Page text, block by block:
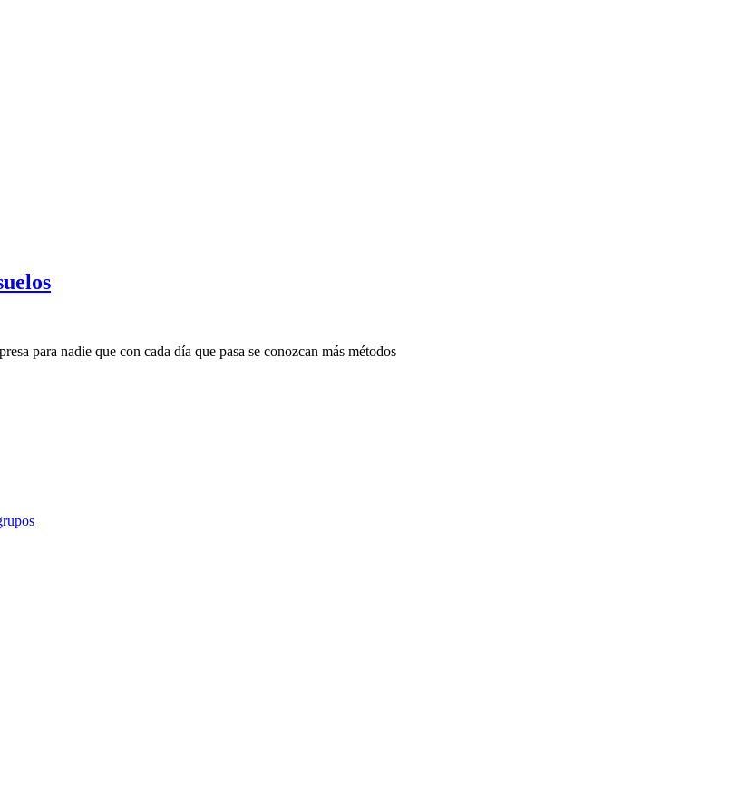
para nadie que con cada día que pasa se conozcan más métodos